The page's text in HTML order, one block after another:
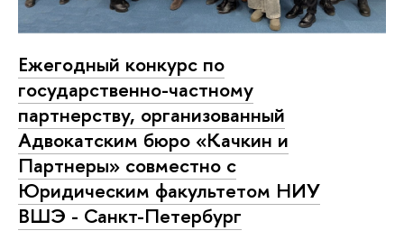
Ежегодный конкурс по
государственно-частному
партнерству, организованный
Адвокатским бюро «Качкин и
Партнеры» совместно с
Юридическим факультетом НИУ
ВШЭ - Санкт-Петербург